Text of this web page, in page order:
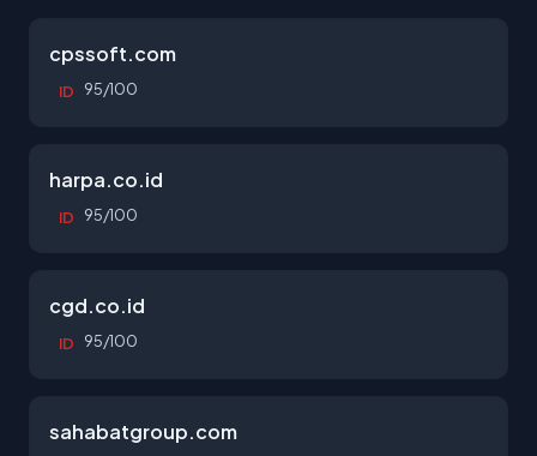
cpssoft.com
ID 95/100
harpa.co.id
ID 95/100
cgd.co.id
ID 95/100
sahabatgroup.com